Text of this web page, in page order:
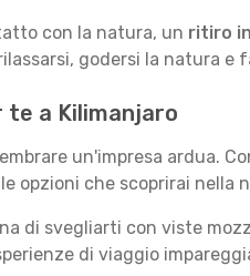
con la natura, un ritiro
godersi la natura e
a Kilimanjaro
un'impresa ardua.
opzioni che scoprirai
di svegliarti con viste
di viaggio